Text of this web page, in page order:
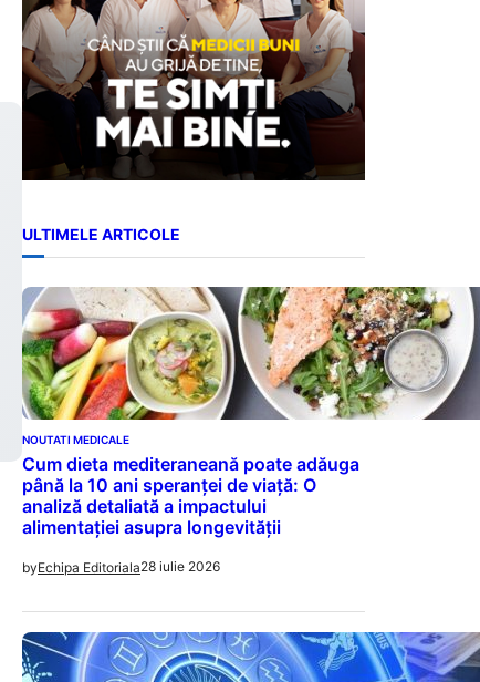
ULTIMELE ARTICOLE
NOUTATI MEDICALE
Cum dieta mediteraneană poate adăuga
până la 10 ani speranței de viață: O
analiză detaliată a impactului
alimentației asupra longevității
byEchipa Editoriala28 iulie 2026